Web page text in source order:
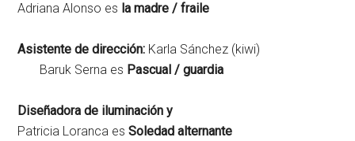
Adriana Alonso es la madre / fraile
Asistente de dirección: Karla Sánchez (kiwi)
Baruk Serna es Pascual / guardia
Diseñadora de iluminación y
Patricia Loranca esSoledad alternante